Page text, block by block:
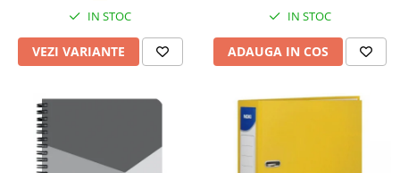
Incaltaminte de oras si munte
Echipamente medicale
Manusi de protectie
Casti de protectie
Antifoane
Ochelari de protectie si viziere
IN STOC
VEZI VARIANTE
IN STOC
ADAUGA IN COS